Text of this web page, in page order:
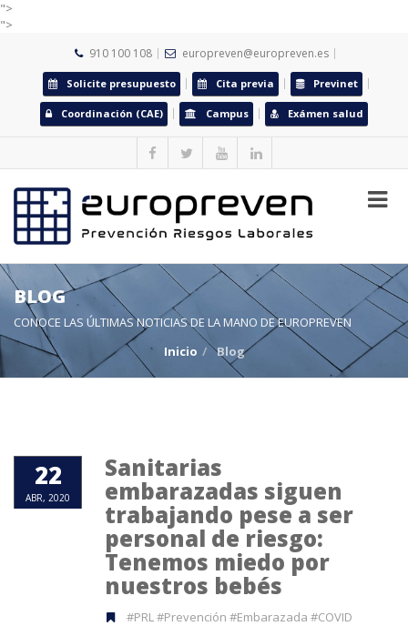
">
">
910 100 108 europreven@europreven.es
Solicite presupuesto Cita previa Previnet
Coordinación (CAE) Campus Exámen salud
BLOG
CONOCE LAS ÚLTIMAS NOTICIAS DE LA MANO DE EUROPREVEN
Inicio
Blog
22
ABR, 2020
Sanitarias
embarazadas siguen
trabajando pese a ser
personal de riesgo:
Tenemos miedo por
nuestros bebés
#PRL #Prevención #Embarazada #COVID